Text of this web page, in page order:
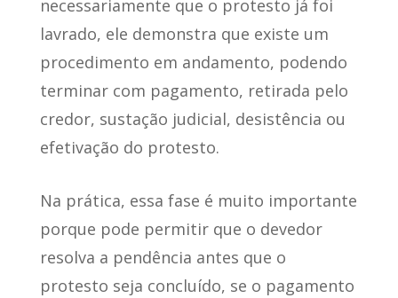
necessariamente que o protesto já foi
lavrado, ele demonstra que existe um
procedimento em andamento, podendo
terminar com pagamento, retirada pelo
credor, sustação judicial, desistência ou
efetivação do protesto.
Na prática, essa fase é muito importante
porque pode permitir que o devedor
resolva a pendência antes que o
protesto seja concluído, se o pagamento